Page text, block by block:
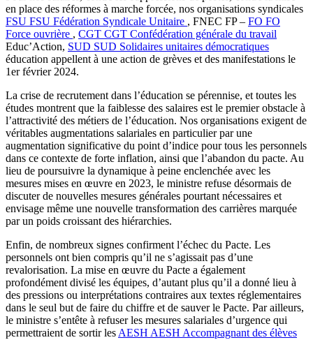
en place des réformes à marche forcée, nos organisations syndicales
FSU FSU Fédération Syndicale Unitaire , FNEC FP – FO FO
Force ouvrière , CGT CGT Confédération générale du travail
Educ’Action, SUD SUD Solidaires unitaires démocratiques
éducation appellent à une action de grèves et des manifestations le
1er février 2024.
La crise de recrutement dans l’éducation se pérennise, et toutes les
études montrent que la faiblesse des salaires est le premier obstacle à
l’attractivité des métiers de l’éducation. Nos organisations exigent de
véritables augmentations salariales en particulier par une
augmentation significative du point d’indice pour tous les personnels
dans ce contexte de forte inflation, ainsi que l’abandon du pacte. Au
lieu de poursuivre la dynamique à peine enclenchée avec les
mesures mises en œuvre en 2023, le ministre refuse désormais de
discuter de nouvelles mesures générales pourtant nécessaires et
envisage même une nouvelle transformation des carrières marquée
par un poids croissant des hiérarchies.
Enfin, de nombreux signes confirment l’échec du Pacte. Les
personnels ont bien compris qu’il ne s’agissait pas d’une
revalorisation. La mise en œuvre du Pacte a également
profondément divisé les équipes, d’autant plus qu’il a donné lieu à
des pressions ou interprétations contraires aux textes réglementaires
dans le seul but de faire du chiffre et de sauver le Pacte. Par ailleurs,
le ministre s’entête à refuser les mesures salariales d’urgence qui
permettraient de sortir les AESH AESH Accompagnant des élèves